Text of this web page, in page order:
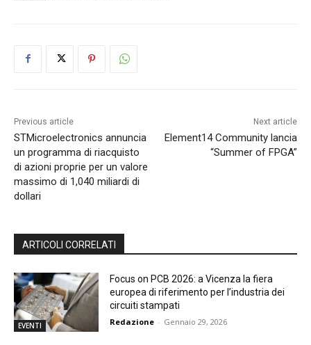
Previous article
STMicroelectronics annuncia
un programma di riacquisto
di azioni proprie per un valore
massimo di 1,040 miliardi di
dollari
Next article
Element14 Community lancia
“Summer of FPGA”
ARTICOLI CORRELATI
EVENTI
Focus on PCB 2026: a Vicenza la fiera
europea di riferimento per l’industria dei
circuiti stampati
Redazione - Gennaio 29, 2026